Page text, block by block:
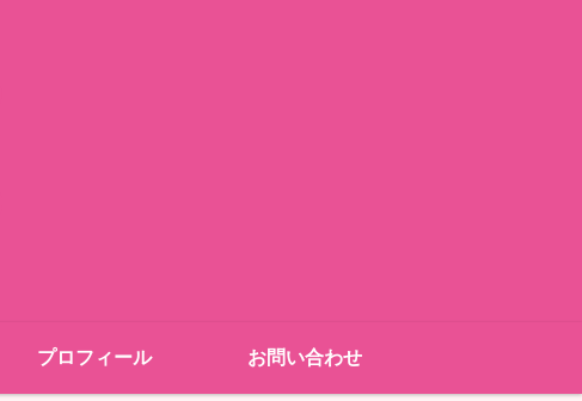
プロフィール お問い合わせ